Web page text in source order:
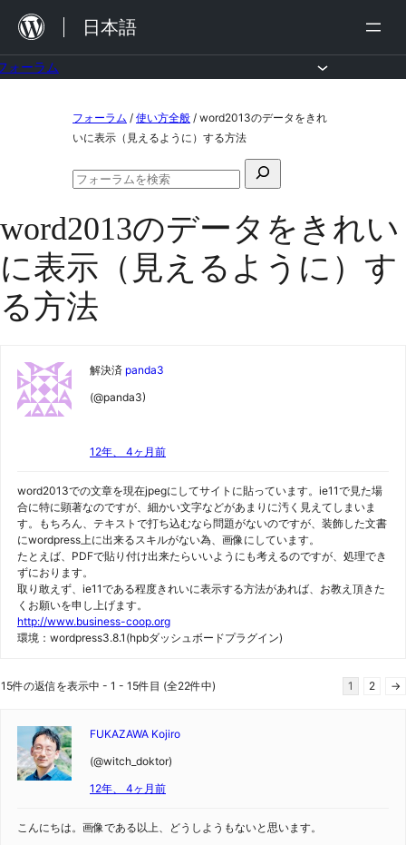
を
日本語
ォーラム
ス
キ
フォーラム / 使い方全般 / word2013のデータをきれ
いに表示（見えるように）する方法
検
対
象:
フ
ー
word2013のデータをきれい
に表示（見えるように）す
る方法
解決済 panda3
(@panda3)
12年、 4ヶ月前
word2013での文章を現在jpegにしてサイトに貼っています。ie11で見た場
合に特に顕著なのですが、細かい文字などがあまりに汚く見えてしまいま
す。もちろん、テキストで打ち込むなら問題がないのですが、装飾した文書
にwordpress上に出来るスキルがない為、画像にしています。
たとえば、PDFで貼り付け出来たらいいようにも考えるのですが、処理でき
ずにおります。
取り敢えず、ie11である程度きれいに表示する方法があれば、お教え頂きた
くお願いを申し上げます。
http://www.business-coop.org
環境：wordpress3.8.1(hpbダッシュボードプラグイン)
15件の返信を表示中 - 1 - 15件目 (全22件中) 1 2 →
FUKAZAWA Kojiro
(@witch_doktor)
12年、 4ヶ月前
こんにちは。画像である以上、どうしようもないと思います。